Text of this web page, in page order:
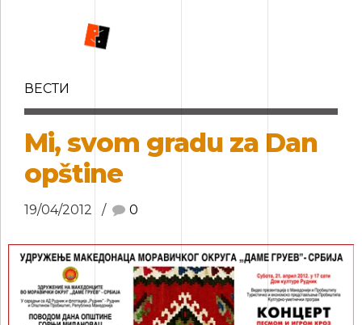
ВЕСТИ
Mi, svom gradu za Dan
opštine
19/04/2012 0